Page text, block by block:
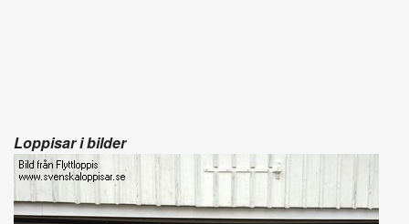
Loppisar i bilder